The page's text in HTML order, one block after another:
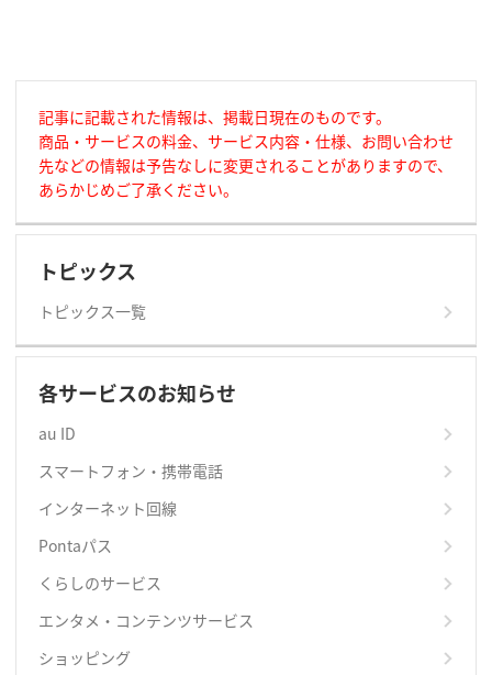
記事に記載された情報は、掲載日現在のものです。
商品・サービスの料金、サービス内容・仕様、お問い合わせ
先などの情報は予告なしに変更されることがありますので、
あらかじめご了承ください。
トピックス
トピックス一覧
各サービスのお知らせ
au ID
スマートフォン・携帯電話
インターネット回線
Pontaパス
くらしのサービス
エンタメ・コンテンツサービス
ショッピング